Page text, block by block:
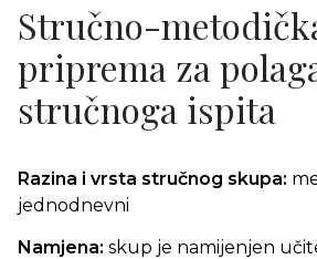
Stručno-
priprema za
stručnoga ispita
Razina i vrsta stručnog skupa:
jednodnevni
Namjena: skup je namijenjen